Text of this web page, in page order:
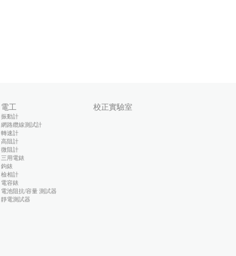
電工
振動計
網路纜線測試計
轉速計
高阻計
微阻計
三用電錶
鉤錶
檢相計
電容錶
電池阻抗/容量 測試器
靜電測試器
校正實驗室